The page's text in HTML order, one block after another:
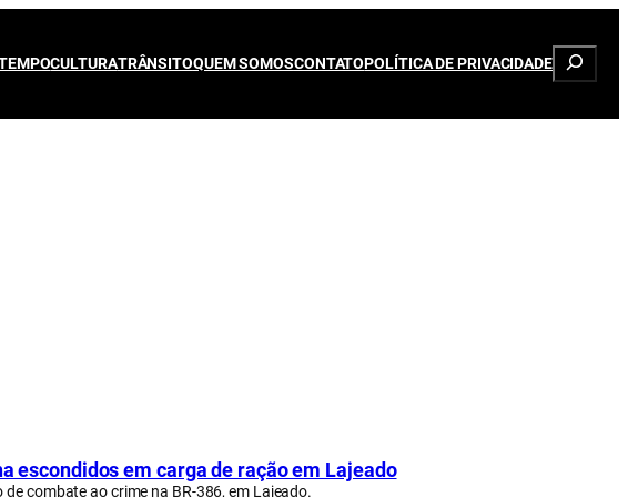
CULTURATRÂNSITOQUEM SOMOSCONTATOPOLÍTICA DE PRIVACIDADE
escondidos em carga de ração em Lajeado
combate ao crime na BR-386, em Lajeado.